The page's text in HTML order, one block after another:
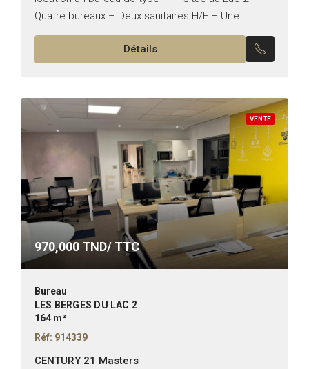
Quatre bureaux – Deux sanitaires H/F – Une
kitchinette – Une...
Détails
VENTE
970,000 TND/ TTC
Bureau
LES BERGES DU LAC 2
164 m²
Réf: 914339
CENTURY 21 Masters